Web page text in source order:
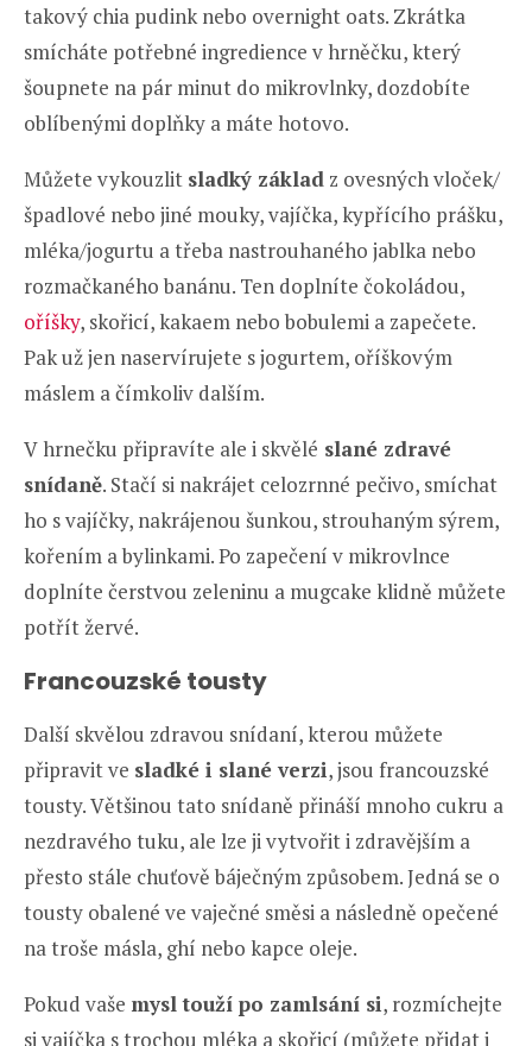
takový chia pudink nebo overnight oats. Zkrátka
smícháte potřebné ingredience v hrněčku, který
šoupnete na pár minut do mikrovlnky, dozdobíte
oblíbenými doplňky a máte hotovo.
Můžete vykouzlit sladký základ z ovesných vloček/
špadlové nebo jiné mouky, vajíčka, kypřícího prášku,
mléka/jogurtu a třeba nastrouhaného jablka nebo
rozmačkaného banánu. Ten doplníte čokoládou,
oříšky, skořicí, kakaem nebo bobulemi a zapečete.
Pak už jen naservírujete s jogurtem, oříškovým
máslem a čímkoliv dalším.
V hrnečku připravíte ale i skvělé slané zdravé
snídaně. Stačí si nakrájet celozrnné pečivo, smíchat
ho s vajíčky, nakrájenou šunkou, strouhaným sýrem,
kořením a bylinkami. Po zapečení v mikrovlnce
doplníte čerstvou zeleninu a mugcake klidně můžete
potřít žervé.
Francouzské tousty
Další skvělou zdravou snídaní, kterou můžete
připravit ve sladké i slané verzi, jsou francouzské
tousty. Většinou tato snídaně přináší mnoho cukru a
nezdravého tuku, ale lze ji vytvořit i zdravějším a
přesto stále chuťově báječným způsobem. Jedná se o
tousty obalené ve vaječné směsi a následně opečené
na troše másla, ghí nebo kapce oleje.
Pokud vaše mysl touží po zamlsání si, rozmíchejte
si vajíčka s trochou mléka a skořicí (můžete přidat i